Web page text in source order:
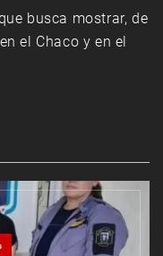
busca mostrar, de
el Chaco y en el